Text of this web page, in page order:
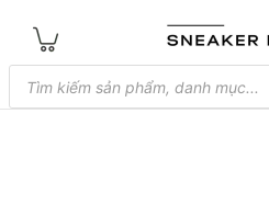
Tìm
kiếm
sản